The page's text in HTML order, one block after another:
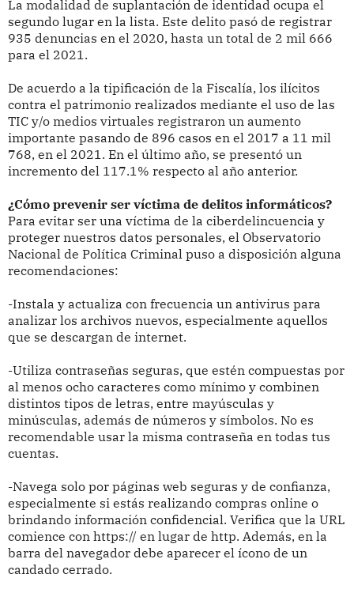
La modalidad de suplantación de identidad ocupa el
segundo lugar en la lista. Este delito pasó de registrar
935 denuncias en el 2020, hasta un total de 2 mil 666
para el 2021.
De acuerdo a la tipificación de la Fiscalía, los ilícitos
contra el patrimonio realizados mediante el uso de las
TIC y/o medios virtuales registraron un aumento
importante pasando de 896 casos en el 2017 a 11 mil
768, en el 2021. En el último año, se presentó un
incremento del 117.1% respecto al año anterior.
¿Cómo prevenir ser víctima de delitos informáticos?
Para evitar ser una víctima de la ciberdelincuencia y
proteger nuestros datos personales, el Observatorio
Nacional de Política Criminal puso a disposición alguna
recomendaciones:
-Instala y actualiza con frecuencia un antivirus para
analizar los archivos nuevos, especialmente aquellos
que se descargan de internet.
-Utiliza contraseñas seguras, que estén compuestas por
al menos ocho caracteres como mínimo y combinen
distintos tipos de letras, entre mayúsculas y
minúsculas, además de números y símbolos. No es
recomendable usar la misma contraseña en todas tus
cuentas.
-Navega solo por páginas web seguras y de confianza,
especialmente si estás realizando compras online o
brindando información confidencial. Verifica que la URL
comience con https:// en lugar de http. Además, en la
barra del navegador debe aparecer el ícono de un
candado cerrado.